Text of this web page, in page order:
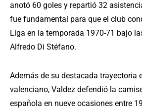
anotó 60 goles y repartió 32
fue fundamental para que el club
Liga en la temporada 1970-71 bajo
Alfredo Di Stéfano.
Además de su destacada trayectoria
valenciano, Valdez defendió la
española en nueve ocasiones entre